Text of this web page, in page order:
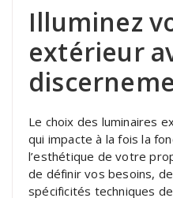
Illuminez
extérieur
Le choix des luminaires
qui impacte à la fois la
l’esthétique de votre
de définir vos besoins,
spécificités techniques